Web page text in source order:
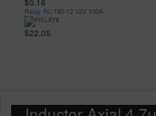
$0.16
Relay RL/180-12 12V 100A
$22.05